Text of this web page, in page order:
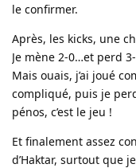
le confirmer.
Après, les kicks, une
Je mène 2-0…et perd
Mais ouais, j’ai joué
compliqué, puis je
pénos, c’est le jeu !
Et finalement assez
d’Haktar, surtout que